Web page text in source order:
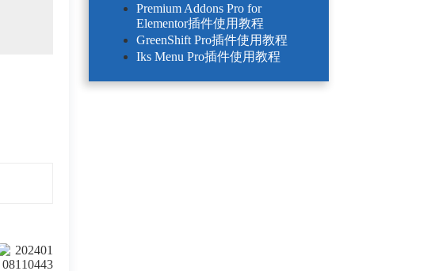
Premium Addons Pro for
Elementor插件使用教程
GreenShift Pro插件使用教程
Iks Menu Pro插件使用教程